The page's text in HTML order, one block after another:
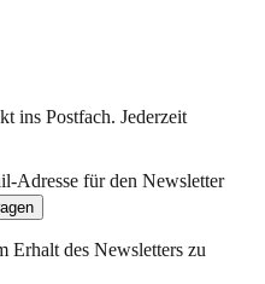
ins Postfach. Jederzeit
Adresse für den Newsletter
Erhalt des Newsletters zu